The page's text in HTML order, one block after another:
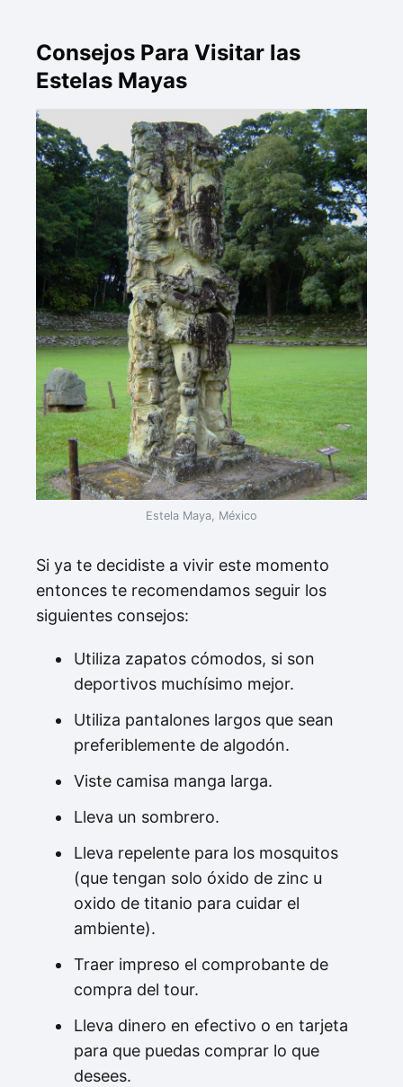
Consejos Para Visitar las
Estelas Mayas
Estela Maya, México
Si ya te decidiste a vivir este momento
entonces te recomendamos seguir los
siguientes consejos:
Utiliza zapatos cómodos, si son
deportivos muchísimo mejor.
Utiliza pantalones largos que sean
preferiblemente de algodón.
Viste camisa manga larga.
Lleva un sombrero.
Lleva repelente para los mosquitos
(que tengan solo óxido de zinc u
oxido de titanio para cuidar el
ambiente).
Traer impreso el comprobante de
compra del tour.
Lleva dinero en efectivo o en tarjeta
para que puedas comprar lo que
desees.